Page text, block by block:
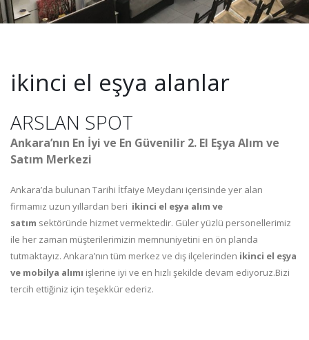
ikinci el eşya alanlar
ARSLAN SPOT
Ankara’nın En İyi ve En Güvenilir 2. El Eşya Alım ve
Satım Merkezi
Ankara’da bulunan Tarihi İtfaiye Meydanı içerisinde yer alan
firmamız uzun yıllardan beri ikinci el eşya alım ve
satım sektöründe hizmet vermektedir. Güler yüzlü personellerimiz
ile her zaman müşterilerimizin memnuniyetini en ön planda
tutmaktayız. Ankara’nın tüm merkez ve dış ilçelerinden ikinci el eşya
ve mobilya alımı işlerine iyi ve en hızlı şekilde devam ediyoruz.Bizi
tercih ettiğiniz için teşekkür ederiz.